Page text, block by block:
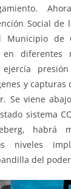
Social de
Municipio de
diferentes
ejercía
y capturas
Se viene
sistema
habrá
niveles
del